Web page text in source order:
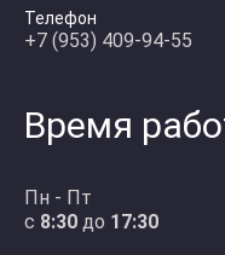
Телефон
+7 (953) 409-94-55
Время
Пн - Пт
с 8:30 до 17:30